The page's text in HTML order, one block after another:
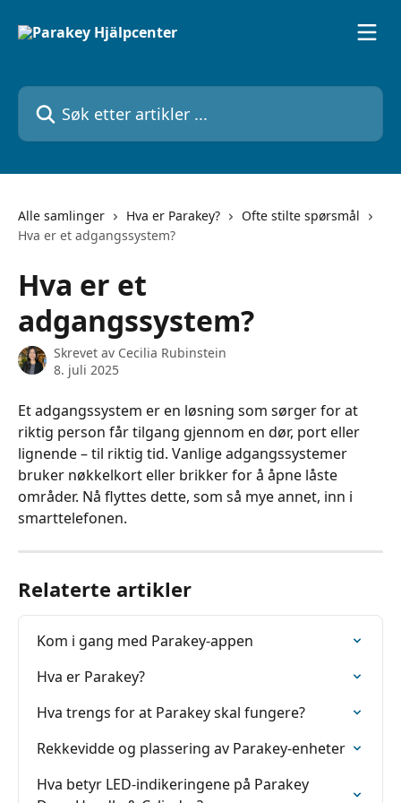
Søk etter artikler ...
Alle samlinger Hva er Parakey?
Ofte stilte spørsmål
Hva er et adgangssystem?
Hva er et
adgangssystem?
Skrevet av Cecilia Rubinstein
8. juli 2025
Et adgangssystem er en løsning som sørger for at
riktig person får tilgang gjennom en dør, port eller
lignende – til riktig tid. Vanlige adgangssystemer
bruker nøkkelkort eller brikker for å åpne låste
områder. Nå flyttes dette, som så mye annet, inn i
smarttelefonen.
Relaterte artikler
Kom i gang med Parakey-appen
Hva er Parakey?
Hva trengs for at Parakey skal fungere?
Rekkevidde og plassering av Parakey-enheter
Hva betyr LED-indikeringene på Parakey